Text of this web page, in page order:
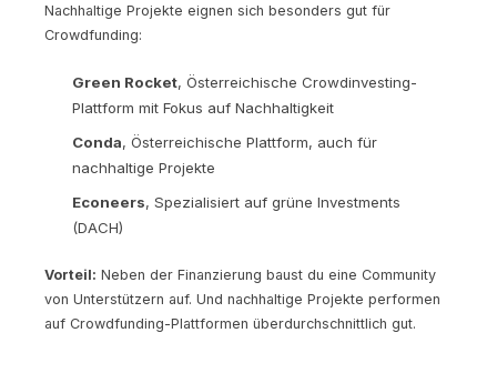
Nachhaltige Projekte eignen sich besonders gut für
Crowdfunding:
Green Rocket, Österreichische Crowdinvesting-
Plattform mit Fokus auf Nachhaltigkeit
Conda, Österreichische Plattform, auch für
nachhaltige Projekte
Econeers, Spezialisiert auf grüne Investments
(DACH)
Vorteil: Neben der Finanzierung baust du eine Community
von Unterstützern auf. Und nachhaltige Projekte performen
auf Crowdfunding-Plattformen überdurchschnittlich gut.